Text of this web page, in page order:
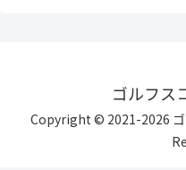
ゴルフス
Copyright © 2021-2026